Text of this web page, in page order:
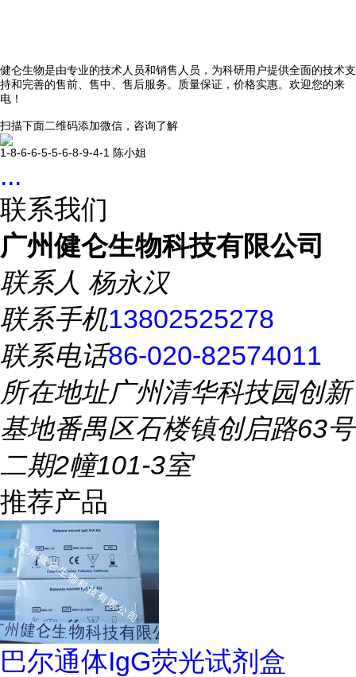
健仑生物是由专业的技术人员和销售人员，为科研用户提供全面的技术支
持和完善的售前、售中、售后服务。质量保证，价格实惠。欢迎您的来
电！
扫描下面二维码添加微信，咨询了解
1-8-6-6-5-5-6-8-9-4-1 陈小姐
...
联系我们
广州健仑生物科技有限公司
联系人 杨永汉
联系手机13802525278
联系电话86-020-82574011
所在地址广州清华科技园创新
基地番禺区石楼镇创启路63号
二期2幢101-3室
推荐产品
巴尔通体IgG荧光试剂盒